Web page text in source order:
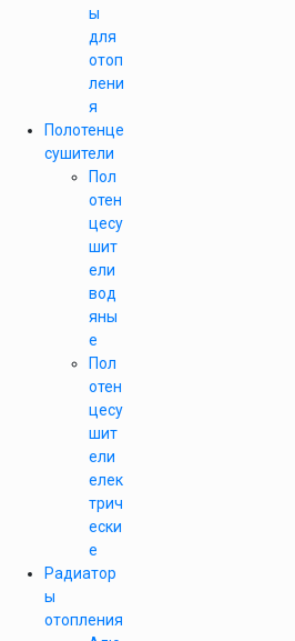
ы
для
отоп
лени
я
Полотенце
сушители
Пол
отен
цесу
шит
ели
вод
яны
е
Пол
отен
цесу
шит
ели
елек
трич
ески
е
Радиатор
ы
отопления